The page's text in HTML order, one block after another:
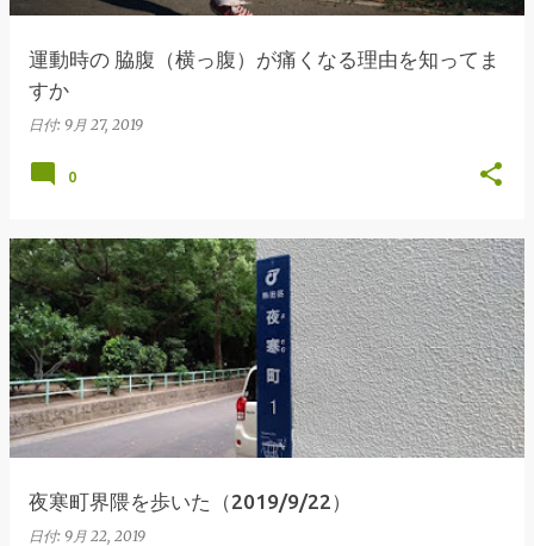
運動時の 脇腹（横っ腹）が痛くなる理由を知ってま
すか
日付: 9月 27, 2019
0
夜寒町界隈を歩いた（2019/9/22）
日付: 9月 22, 2019